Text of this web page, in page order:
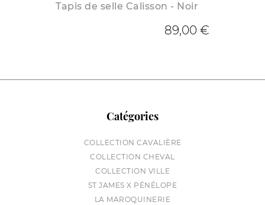
Tapis de selle Calisson - Noir
89,00 €
Catégories
COLLECTION CAVALIÈRE
COLLECTION CHEVAL
COLLECTION VILLE
ST JAMES X PÉNÉLOPE
LA MAROQUINERIE